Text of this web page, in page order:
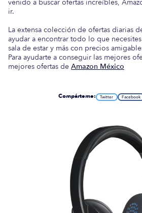
venido a buscar ofertas increíbles,
ir.
La extensa colección de ofertas diarias
ayudar a encontrar todo lo que
sala de estar y más con precios
Para ayudarte a conseguir las mejores
mejores ofertas de Amazon México
Compárteme: Twitter Facebook